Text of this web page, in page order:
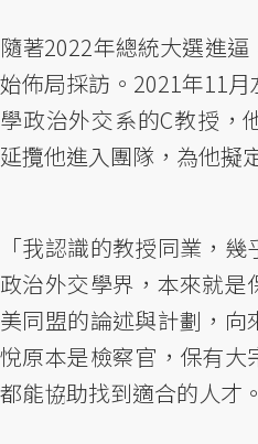
隨著2022年總統大選進
始佈局採訪。2021年11
學政治外交系的C教授，
延攬他進入團隊，為他擬
「我認識的教授同業，
政治外交學界，本來就
美同盟的論述與計劃，
悅原本是檢察官，保有大
都能協助找到適合的人才